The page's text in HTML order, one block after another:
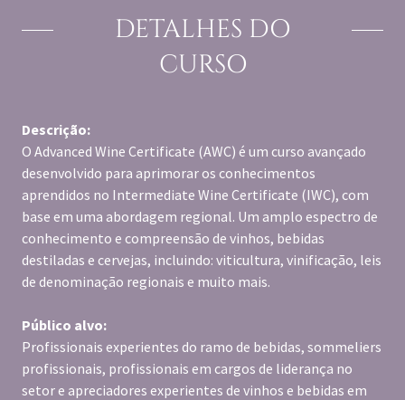
DETALHES DO
CURSO
Descrição:
O Advanced Wine Certificate (AWC) é um curso avançado
desenvolvido para aprimorar os conhecimentos
aprendidos no Intermediate Wine Certificate (IWC), com
base em uma abordagem regional. Um amplo espectro de
conhecimento e compreensão de vinhos, bebidas
destiladas e cervejas, incluindo: viticultura, vinificação, leis
de denominação regionais e muito mais.
Público alvo:
Profissionais experientes do ramo de bebidas, sommeliers
profissionais, profissionais em cargos de liderança no
setor e apreciadores experientes de vinhos e bebidas em